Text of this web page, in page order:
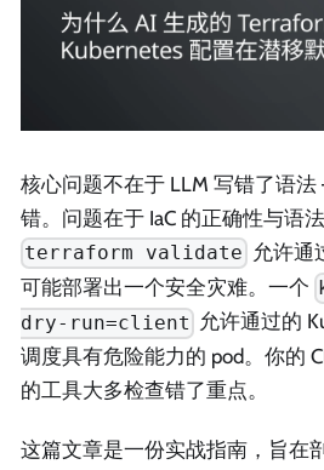
核心问题不在于 LLM 写错了语
错。问题在于 IaC 的正确性与语
terraform validate 允许通
可能部署出一个安全灾难。一个
dry-run=client 允许通过的
调度具有危险能力的 pod。你的
的工具大多检查错了重点。
这篇文章是一份实战指南，旨在